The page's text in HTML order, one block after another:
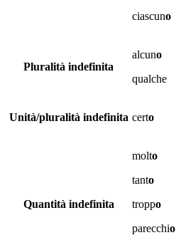
ciascuno
Pluralità indefinita
alcuno
qualche
Unità/pluralità indefinita certo
Quantità indefinita
molto
tanto
troppo
parecchio